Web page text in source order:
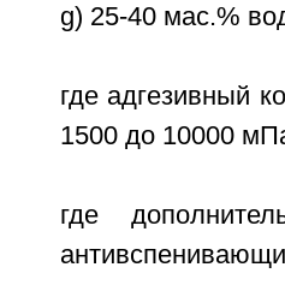
g) 25-40 мас.%
где адгезивный
1500 до 10000
где